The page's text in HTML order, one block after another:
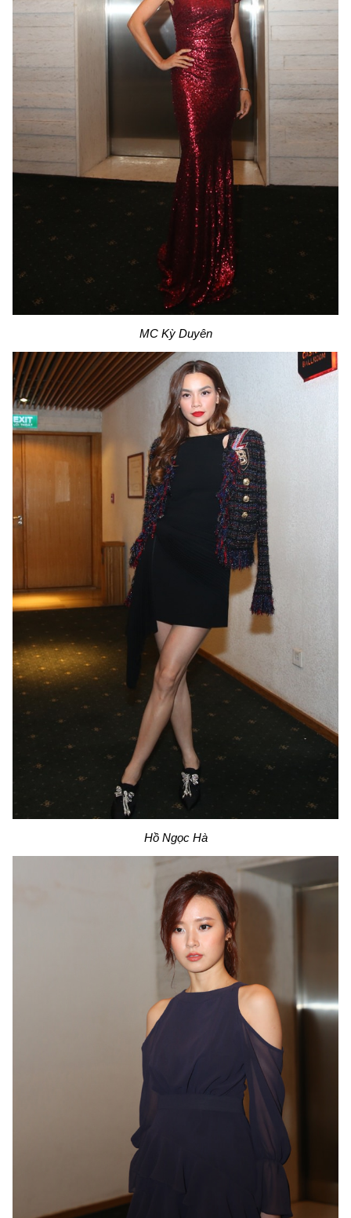
MC Kỳ Duyên
Hồ Ngọc Hà